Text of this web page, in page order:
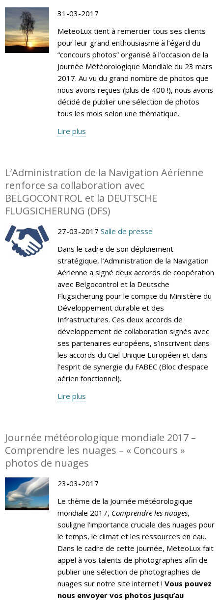
31-03-2017
MeteoLux tient à remercier tous ses clients
pour leur grand enthousiasme à l’égard du
“concours photos” organisé à l’occasion de la
Journée Météorologique Mondiale du 23 mars
2017. Au vu du grand nombre de photos que
nous avons reçues (plus de 400 !), nous avons
décidé de publier une sélection de photos
tous les mois selon une thématique.
Lire plus
L’Administration de la Navigation Aérienne
renforce sa collaboration avec
BELGOCONTROL et la DEUTSCHE
FLUGSICHERUNG (DFS)
27-03-2017 Salle de presse
Dans le cadre de son déploiement
stratégique, l’Administration de la Navigation
Aérienne a signé deux accords de coopération
avec Belgocontrol et la Deutsche
Flugsicherung pour le compte du Ministère du
Développement durable et des
Infrastructures. Ces deux accords de
développement de collaboration signés avec
ses partenaires européens, s’inscrivent dans
les accords du Ciel Unique Européen et dans
l’esprit de synergie du FABEC (Bloc d’espace
aérien fonctionnel).
Lire plus
Journée météorologique mondiale 2017 –
Comprendre les nuages – « Concours »
photos de nuages
23-03-2017
Le thème de la Journée météorologique
mondiale 2017, Comprendre les nuages,
souligne l’importance cruciale des nuages pour
le temps, le climat et les ressources en eau.
Dans le cadre de cette journée, MeteoLux fait
appel à vos talents de photographes afin de
publier une sélection de photographies de
nuages sur notre site internet ! Vous pouvez
nous envoyer vos photos jusqu’au